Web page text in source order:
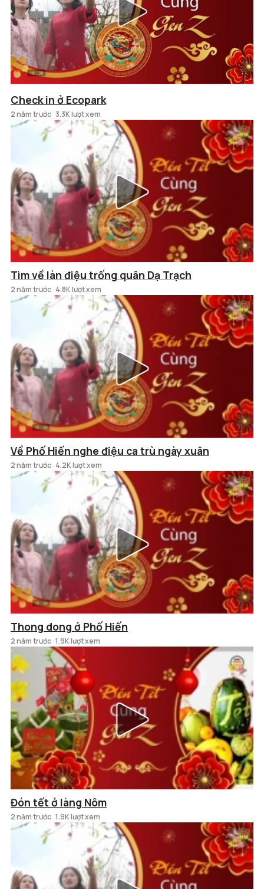
Check in ở Ecopark
2 năm trước 3.3K lượt xem
Tìm về làn điệu trống quân Dạ Trạch
2 năm trước 4.8K lượt xem
Về Phố Hiến nghe điệu ca trù ngày xuân
2 năm trước 4.2K lượt xem
Thong dong ở Phố Hiến
2 năm trước 1.9K lượt xem
Đón tết ở làng Nôm
2 năm trước 1.9K lượt xem